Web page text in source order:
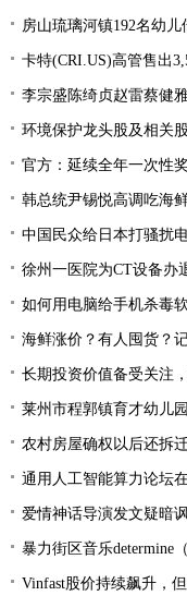
房山琉璃河镇192名幼儿
卡特(CRI.US)高管售出
李宗盛陈绮贞赵雷蔡健
环境保护龙头股及相关
官方：延续全年一次性
韩总统尹锡悦高调吃海
中国民众给日本打骚扰
徐州一医院为CT设备办
如何用电脑给手机杀毒
海鲜涨价？有人囤货？
长期投资价值备受关注
莱州市程郭镇育才幼儿
农村房屋确权以后还拆
通用人工智能算力论坛
爱情神话导演发文疑暗
暴力街区音乐determine
Vinfast股价持续飙升，